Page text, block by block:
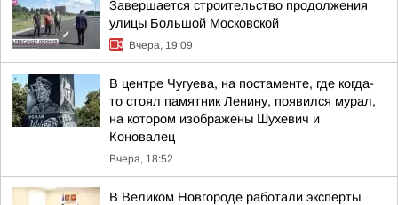
Завершается строительство продолжения
улицы Большой Московской
Вчера, 19:09
В центре Чугуева, на постаменте, где когда-
то стоял памятник Ленину, появился мурал,
на котором изображены Шухевич и
Коновалец
Вчера, 18:52
В Великом Новгороде работали эксперты